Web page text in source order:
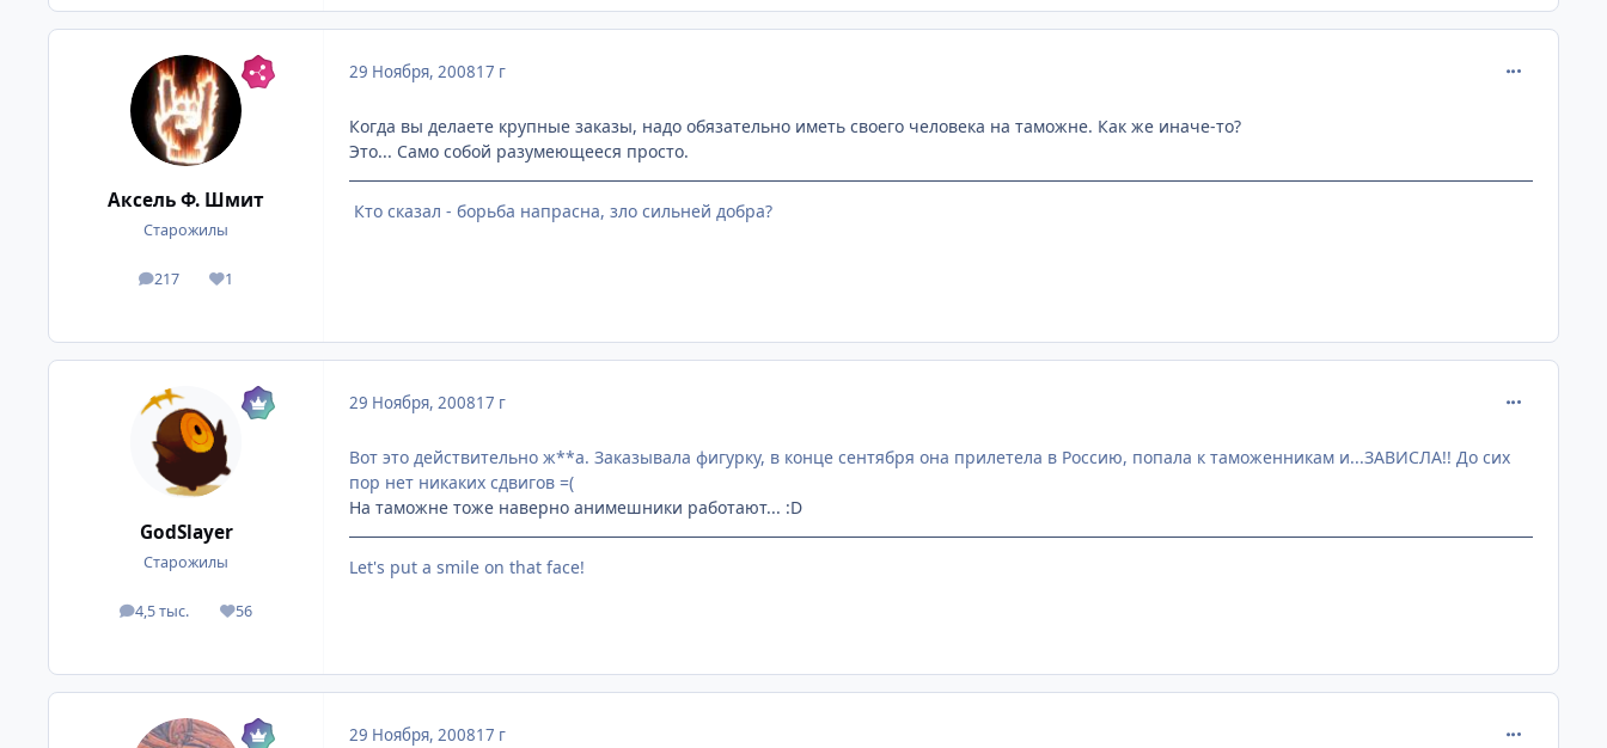
Аксель Ф. Шмит
Старожилы
217
посты 1
Репутация
29 Ноября, 200817 г
Когда вы делаете крупные заказы, надо обязательно иметь своего человека на таможне. Как же иначе-то?
Это... Само собой разумеющееся просто.
Кто сказал - борьба напрасна, зло сильней добра?
GodSlayer
Старожилы
4,5 тыс.
посты 56
Репутация
29 Ноября, 200817 г
Вот это действительно ж**а. Заказывала фигурку, в конце сентября она прилетела в Россию, попала к таможенникам и...ЗАВИСЛА!! До сих
пор нет никаких сдвигов =(
На таможне тоже наверно анимешники работают... :D
Let's put a smile on that face!
29 Ноября, 200817 г